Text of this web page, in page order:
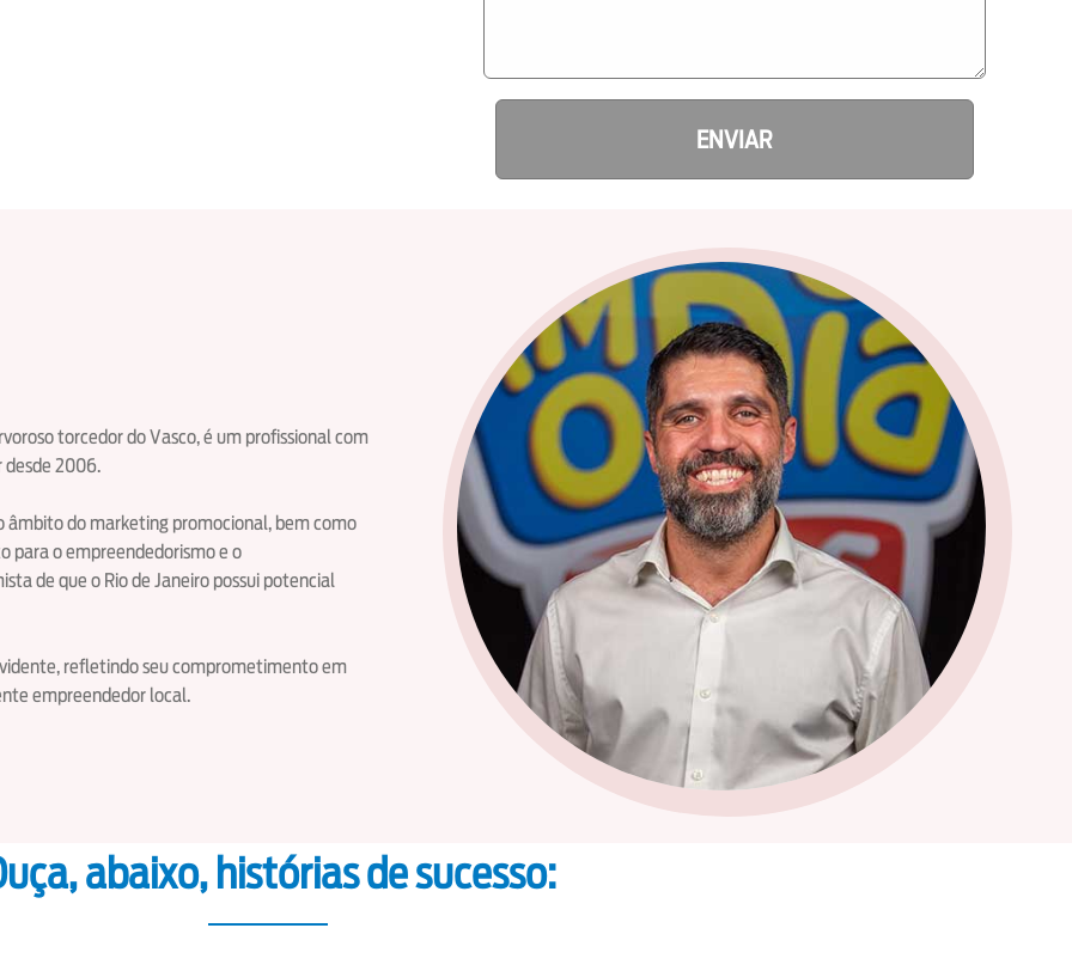
ENVIAR
torcedor do Vasco, é um profissional com
desde 2006.
âmbito do marketing promocional, bem como
para o empreendedorismo e o
de que o Rio de Janeiro possui potencial
refletindo seu comprometimento em
empreendedor local.
abaixo, histórias de sucesso: